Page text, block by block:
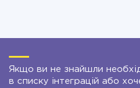
Якщо ви не знайшли
в списку інтеграцій або